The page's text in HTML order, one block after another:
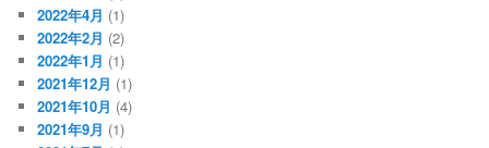
2022年4月 (1)
2022年2月 (2)
2022年1月 (1)
2021年12月 (1)
2021年10月 (4)
2021年9月 (1)